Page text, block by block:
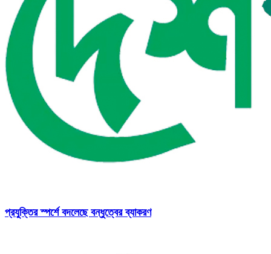
প্রযুক্তির স্পর্শে বদলেছে বন্ধুত্বের ব্যাকরণ